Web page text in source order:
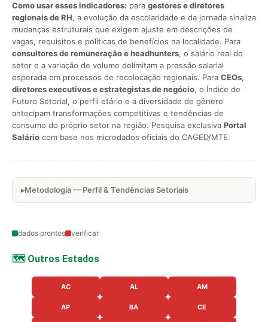
Como usar esses indicadores: para gestores e diretores
regionais de RH, a evolução da escolaridade e da jornada sinaliza
mudanças estruturais que exigem ajuste em descrições de
vagas, requisitos e políticas de benefícios na localidade. Para
consultores de remuneração e headhunters, o salário real do
setor e a variação de volume delimitam a pressão salarial
esperada em processos de recolocação regionais. Para CEOs,
diretores executivos e estrategistas de negócio, o Índice de
Futuro Setorial, o perfil etário e a diversidade de gênero
antecipam transformações competitivas e tendências de
consumo do próprio setor na região. Pesquisa exclusiva Portal
Salário com base nos microdados oficiais do CAGED/MTE.
Metodologia — Perfil & Tendências Setoriais
dados prontos verificar
🗺️ Outros Estados
AC AL AM
AP BA CE